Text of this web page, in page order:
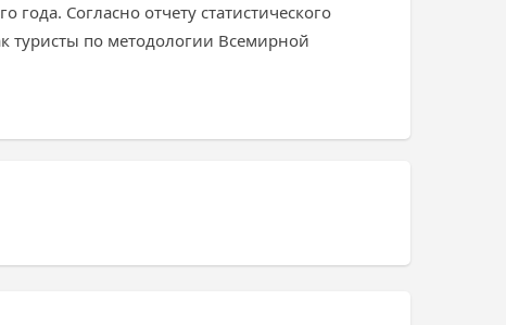
Согласно отчету статистического
туристы по методологии Всемирной